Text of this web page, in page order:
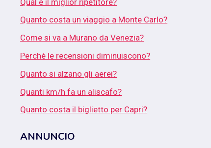
Quanto costa un viaggio a Monte Carlo?
Come si va a Murano da Venezia?
Perché le recensioni diminuiscono?
Quanto si alzano gli aerei?
Quanti km/h fa un aliscafo?
Quanto costa il biglietto per Capri?
ANNUNCIO